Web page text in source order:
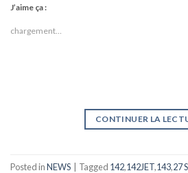
J’aime ça :
chargement…
CONTINUER LA
Posted inNEWS | Tagged 142,142JET,143,27